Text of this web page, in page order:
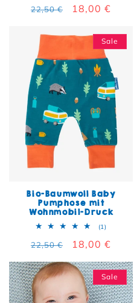
Normaler Preis
22,50 € 18,00 €
Sale
Bio-Baumwoll Baby
Pumphose mit
Wohnmobil-Druck
(1)1
Normaler Preis
22,50 € 18,00 €
Sale